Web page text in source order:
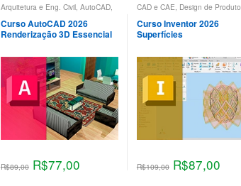
Arquitetura e Eng. Civil, AutoCAD,
CAD e CAE Design de Interiores
Maquete Eletrônica,Projeto
Mecânico,Renderização
Curso AutoCAD 2026
Renderização 3D Essencial
R$89,00 R$77,00
CAD e CAE Design de Produto
Projeto Mecânico
Curso Inventor 2026
Superfícies
R$109,00 R$87,00